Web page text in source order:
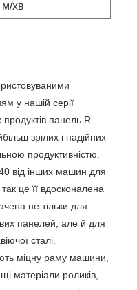
м/хв
у нашій серії
панель R
зрілих і надійних
продуктивністю.
від інших машин для
це її вдосконалена
не тільки для
панелей, але й для
сталі.
міцну раму машини,
матеріали роликів,